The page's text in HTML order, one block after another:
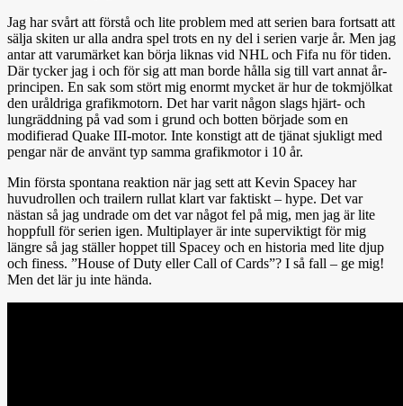
Jag har svårt att förstå och lite problem med att serien bara fortsatt att
sälja skiten ur alla andra spel trots en ny del i serien varje år. Men jag
antar att varumärket kan börja liknas vid NHL och Fifa nu för tiden.
Där tycker jag i och för sig att man borde hålla sig till vart annat år-
principen. En sak som stört mig enormt mycket är hur de tokmjölkat
den uråldriga grafikmotorn. Det har varit någon slags hjärt- och
lungräddning på vad som i grund och botten började som en
modifierad Quake III-motor. Inte konstigt att de tjänat sjukligt med
pengar när de använt typ samma grafikmotor i 10 år.
Min första spontana reaktion när jag sett att Kevin Spacey har
huvudrollen och trailern rullat klart var faktiskt – hype. Det var
nästan så jag undrade om det var något fel på mig, men jag är lite
hoppfull för serien igen. Multiplayer är inte superviktigt för mig
längre så jag ställer hoppet till Spacey och en historia med lite djup
och finess. ”House of Duty eller Call of Cards”? I så fall – ge mig!
Men det lär ju inte hända.